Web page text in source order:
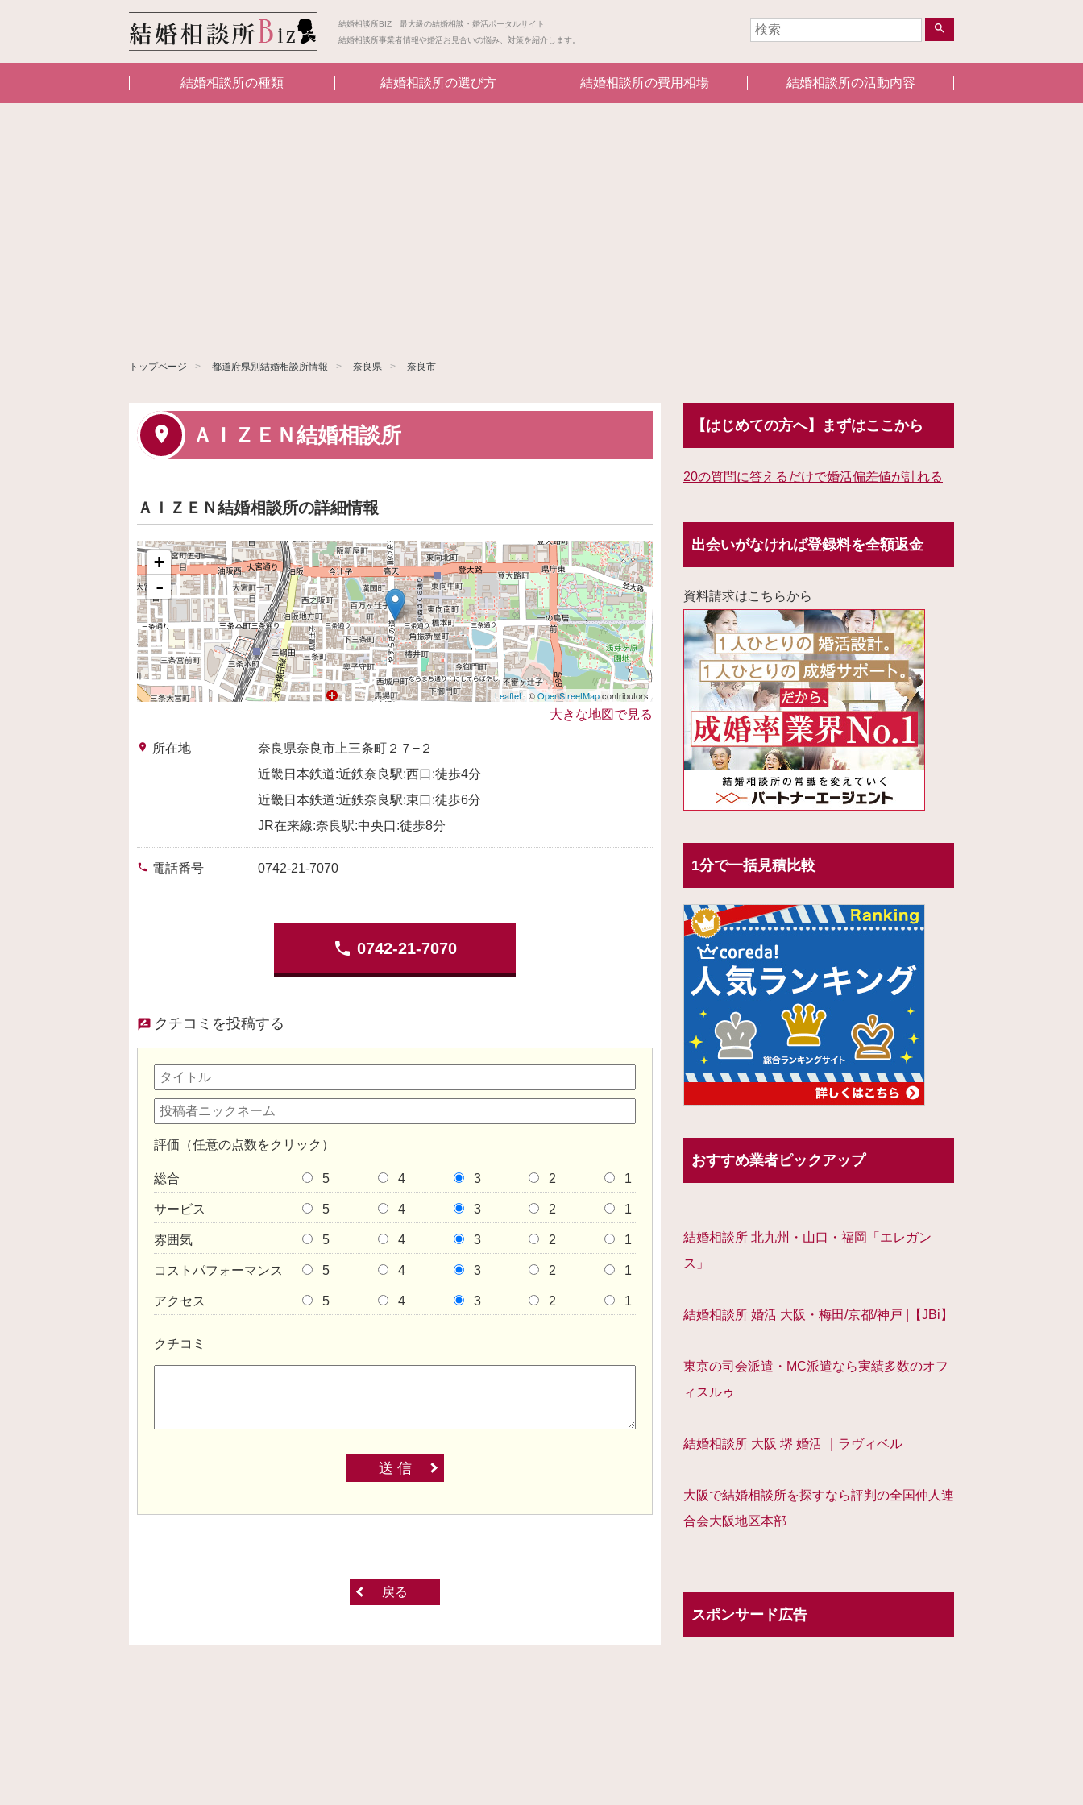
結婚相談所BIZ 最大級の結婚相談・婚活ポータルサイト
結婚相談所事業者情報や婚活お見合いの悩み、対策を紹介します。
search
結婚相談所の種類 結婚相談所の選び方 結婚相談所の費用相場 結婚相談所の活動内容
トップページ 都道府県別結婚相談所情報 奈良県 奈良市
ＡＩＺＥＮ結婚相談所
ＡＩＺＥＮ結婚相談所の詳細情報
+
-
Leaflet| ©OpenStreetMapcontributors
大きな地図で見る
place 所在地
奈良県奈良市上三条町２７−２
近畿日本鉄道:近鉄奈良駅:西口:徒歩4分
近畿日本鉄道:近鉄奈良駅:東口:徒歩6分
JR在来線:奈良駅:中央口:徒歩8分
phone 電話番号 0742-21-7070
phone 0742-21-7070
クチコミを投稿する
評価（任意の点数をクリック）
総合 5 4 3 2 1
サービス 5 4 3 2 1
雰囲気 5 4 3 2 1
コストパフォーマンス 5 4 3 2 1
アクセス 5 4 3 2 1
クチコミ
送 信
戻る
【はじめての方へ】まずはここから
20の質問に答えるだけで婚活偏差値が計れる
出会いがなければ登録料を全額返金
資料請求はこちらから
1分で一括見積比較
おすすめ業者ピックアップ
結婚相談所 北九州・山口・福岡「エレガン
ス」
結婚相談所 婚活 大阪・梅田/京都/神戸 |【JBi】
東京の司会派遣・MC派遣なら実績多数のオフ
ィスルゥ
結婚相談所 大阪 堺 婚活 ｜ラヴィベル
大阪で結婚相談所を探すなら評判の全国仲人連
合会大阪地区本部
スポンサード広告